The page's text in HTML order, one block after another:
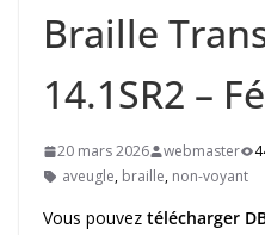
Braille
14.1SR2 –
20 mars 2026 webmaster
aveugle, braille, non-voyant
Vous pouvez télécharger